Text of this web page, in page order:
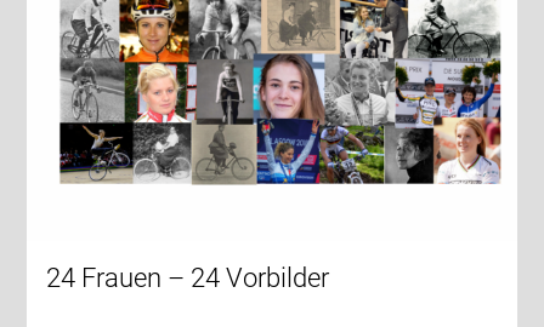
24 Frauen – 24 Vorbilder